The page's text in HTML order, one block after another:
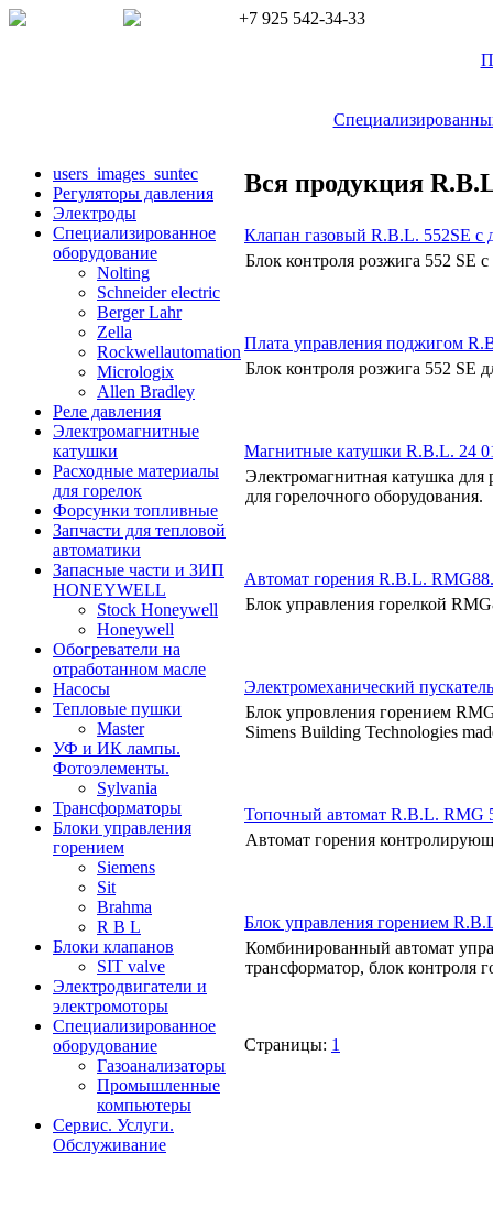
+7 925 542-34-33
users_images_suntec
Регуляторы давления
Электроды
Cпециализированное
оборудование
Nolting
Schneider electric
Berger Lahr
Zella
Rockwellautomation
Micrologix
Allen Bradley
Реле давления
Электромагнитные
катушки
Расходные материалы
для горелок
Форсунки топливные
Запчасти для тепловой
автоматики
Запасные части и ЗИП
HONEYWELL
Stock Honeywell
Honeywell
Обогреватели на
отработанном масле
Насосы
Тепловые пушки
Master
УФ и ИК лампы.
Фотоэлементы.
Sylvania
Трансформаторы
Блоки управления
горением
Siemens
Sit
Brahma
R B L
Блоки клапанов
SIT valve
Электродвигатели и
электромоторы
Специализированное
оборудование
Газоанализаторы
Промышленные
компьютеры
Сервис. Услуги.
Обслуживание
Вся продукция
Клапан газовый R.B.L. 552SE с
Блок контроля розжига 552 SE
Плата управления поджигом
Блок контроля розжига 552 SE
Магнитные катушки R.B.L. 24
Электромагнитная катушка для
для горелочного оборудования.
Автомат горения R.B.L.
Блок управления горелкой
Электромеханический
Блок упровления горением
Simens Building Technologies
Топочный автомат R.B.L. RMG
Автомат горения
Блок управления горением
Комбинированный автомат
трансформатор, блок контроля
Страницы: 1